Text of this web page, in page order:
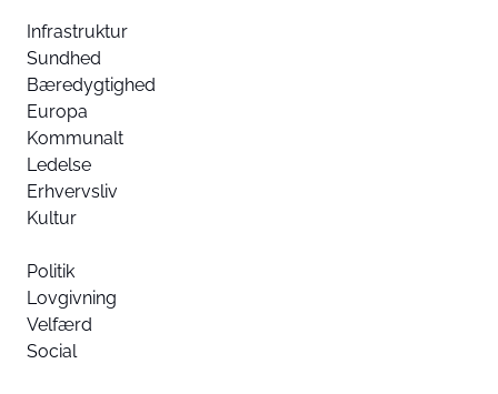
Infrastruktur
Sundhed
Bæredygtighed
Europa
Kommunalt
Ledelse
Erhvervsliv
Kultur
Politik
Lovgivning
Velfærd
Social